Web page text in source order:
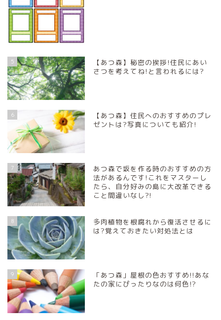
5
【あつ森】秘密の挨拶!住民にあい
さつを考えてね!と言われるには?
6
【あつ森】住民へのおすすめのプレ
ゼントは?写真についても紹介!
7
あつ森で坂を作る時のおすすめの方
法があるんです!これをマスターし
たら、自分好みの島に大改革できる
こと間違いなし?!
8
多肉植物を根腐れから復活させるに
は?覚えておきたい対処法とは
9
「あつ森」屋根の色おすすめ!!あな
たの家にぴったりなのは何色!?